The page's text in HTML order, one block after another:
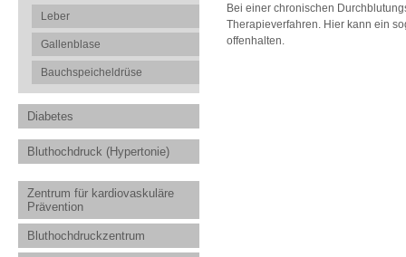
Leber
Gallenblase
Bauchspeicheldrüse
Diabetes
Bluthochdruck (Hypertonie)
Zentrum für kardiovaskuläre
Prävention
Bluthochdruckzentrum
Bei einer chronischen
Therapieverfahren. Hier kann ein
offenhalten.